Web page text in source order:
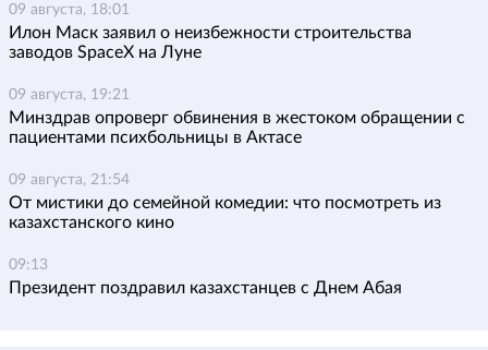
09 августа, 18:01
Илон Маск заявил о неизбежности строительства
заводов SpaceX на Луне
09 августа, 19:21
Минздрав опроверг обвинения в жестоком обращении с
пациентами психбольницы в Актасе
09 августа, 21:54
От мистики до семейной комедии: что посмотреть из
казахстанского кино
09:13
Президент поздравил казахстанцев с Днем Абая